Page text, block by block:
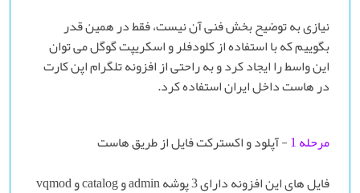
نیازی به توضیح بخش فنی آن نیست، فقط در همین قدر
بگوییم که با استفاده از کلودفلر و اسکریپت گوگل می توان
این واسط را ایجاد کرد و به راحتی از افزونه تلگرام اپن کارت
در هاست داخل ایران استفاده کرد.
مرحله 1 - آپلود و اکسترکت فایل از طریق هاست
فایل های این افزونه دارای 3 پوشه admin و catalog و vqmod